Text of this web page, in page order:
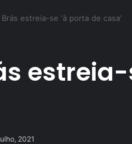
estreia-se ‘à porta de casa’
2021